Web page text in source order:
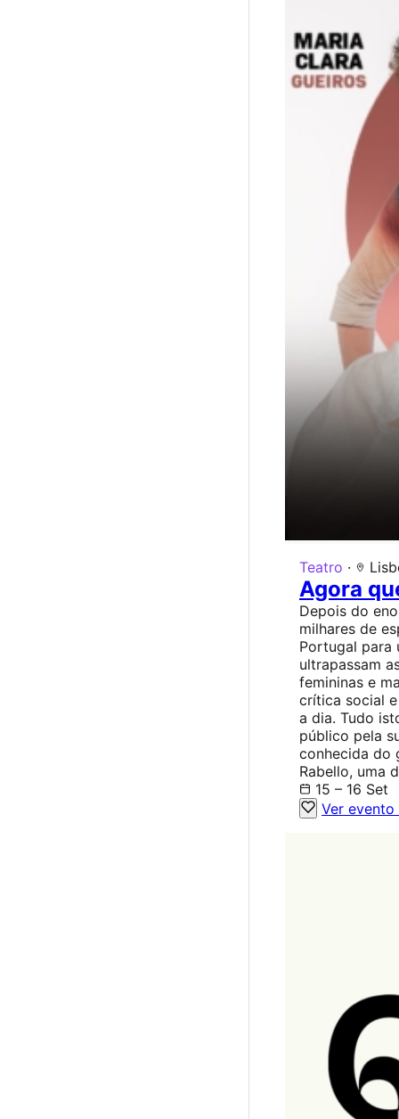
Teatro ·
Agora
Depois do
milhares de
Portugal para
ultrapassam
femininas e
crítica social
a dia. Tudo
público pela
conhecida do
Rabello, uma
15 – 16 Set
Ver